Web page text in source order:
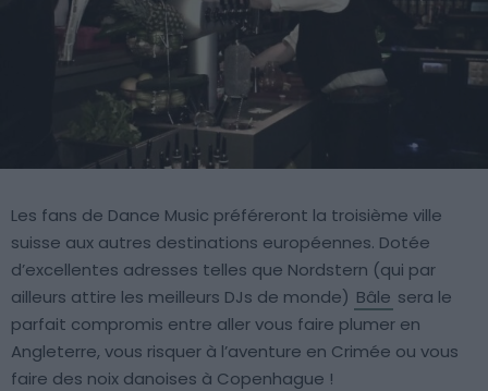
Les fans de Dance Music préféreront la troisième ville
suisse aux autres destinations européennes. Dotée
d’excellentes adresses telles que Nordstern (qui par
ailleurs attire les meilleurs DJs de monde) Bâle sera le
parfait compromis entre aller vous faire plumer en
Angleterre, vous risquer à l’aventure en Crimée ou vous
faire des noix danoises à Copenhague !